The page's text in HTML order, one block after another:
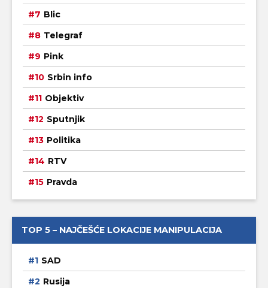
Blic
Telegraf
Pink
Srbin info
Objektiv
Sputnjik
Politika
RTV
Pravda
TOP 5 – NAJČEŠĆE LOKACIJE MANIPULACIJA
SAD
Rusija